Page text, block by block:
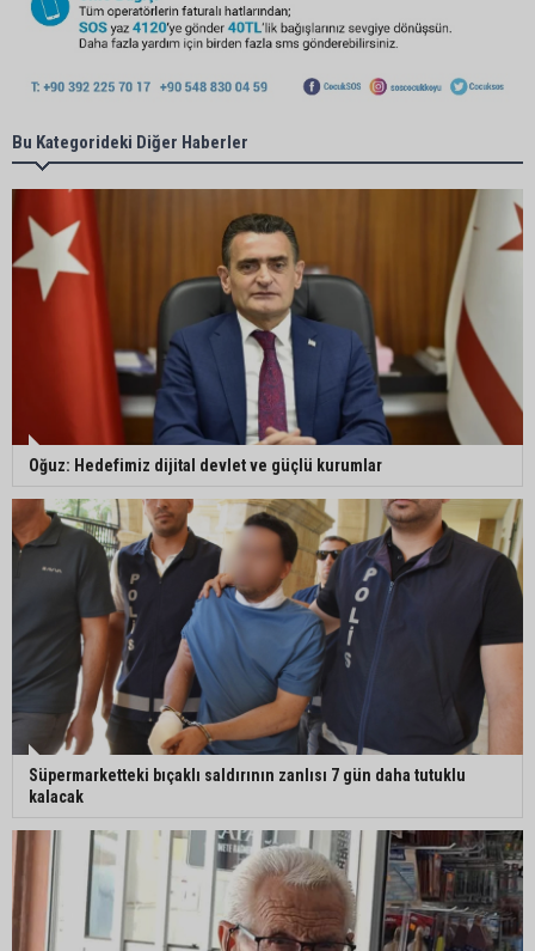
Bu Kategorideki Diğer Haberler
Oğuz: Hedefimiz dijital devlet ve güçlü kurumlar
Süpermarketteki bıçaklı saldırının zanlısı 7 gün daha tutuklu
kalacak